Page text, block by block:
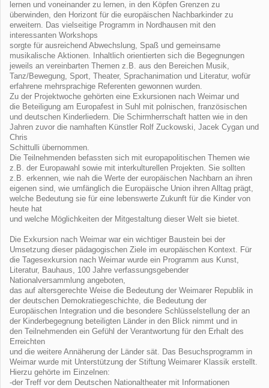
lernen und voneinander zu lernen, in den Köpfen Grenzen zu
überwinden, den Horizont für die europäischen Nachbarkinder zu
erweitern. Das vielseitige Programm in Nordhausen mit den
interessanten Workshops
sorgte für ausreichend Abwechslung, Spaß und gemeinsame
musikalische Aktionen. Inhaltlich orientierten sich die Begegnungen
jeweils an vereinbarten Themen z.B. aus den Bereichen Musik,
Tanz/Bewegung, Sport, Theater, Sprachanimation und Literatur, wofür
erfahrene mehrsprachige Referenten gewonnen wurden.
Zu der Projektwoche gehörten eine Exkursionen nach Weimar und
die Beteiligung am Europafest in Suhl mit polnischen, französischen
und deutschen Kinderliedern. Die Schirmherrschaft hatten wie in den
Jahren zuvor die namhaften Künstler Rolf Zuckowski, Jacek Cygan und
Chris
Schittulli übernommen.
Die Teilnehmenden befassten sich mit europapolitischen Themen wie
z.B. der Europawahl sowie mit interkulturellen Projekten. Sie sollten
z.B. erkennen, wie nah die Werte der europäischen Nachbarn an ihren
eigenen sind, wie umfänglich die Europäische Union ihren Alltag prägt,
welche Bedeutung sie für eine lebenswerte Zukunft für die Kinder von
heute hat
und welche Möglichkeiten der Mitgestaltung dieser Welt sie bietet.
Die Exkursion nach Weimar war ein wichtiger Baustein bei der
Umsetzung dieser pädagogischen Ziele im europäischen Kontext. Für
die Tagesexkursion nach Weimar wurde ein Programm aus Kunst,
Literatur, Bauhaus, 100 Jahre verfassungsgebender
Nationalversammlung angeboten,
das auf altersgerechte Weise die Bedeutung der Weimarer Republik in
der deutschen Demokratiegeschichte, die Bedeutung der
Europäischen Integration und die besondere Schlüsselstellung der an
der Kinderbegegnung beteiligten Länder in den Blick nimmt und in
den Teilnehmenden ein Gefühl der Verantwortung für den Erhalt des
Erreichten
und die weitere Annäherung der Länder sät. Das Besuchsprogramm in
Weimar wurde mit Unterstützung der Stiftung Weimarer Klassik erstellt.
Hierzu gehörte im Einzelnen:
-der Treff vor dem Deutschen Nationaltheater mit Informationen